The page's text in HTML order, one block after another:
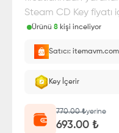
Steam CD Key fiyatı
Ürünü 8 kişi inceliyor
Paranız
Satıcı: itemavm.com
Key İçerir
770.00₺yerine
693.00 ₺